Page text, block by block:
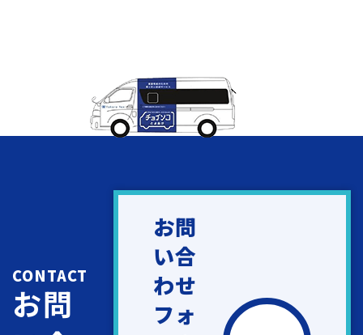
CONTACT
お問
お問
い合
わせ
フォ